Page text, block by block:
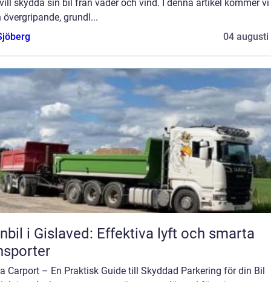
skydda sin bil från väder och vind. I denna artikel kommer
övergripande, grundl...
04 augusti
i Gislaved: Effektiva lyft och smarta
Carport – En Praktisk Guide till Skyddad Parkering för din Bil